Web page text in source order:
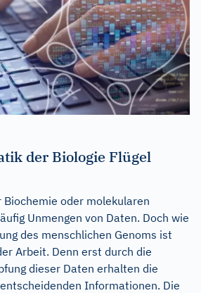
der Biologie Flügel
Biochemie oder molekularen
Unmengen von Daten. Doch wie
des menschlichen Genoms ist
Arbeit. Denn erst durch die
dieser Daten erhalten die
Informationen. Die